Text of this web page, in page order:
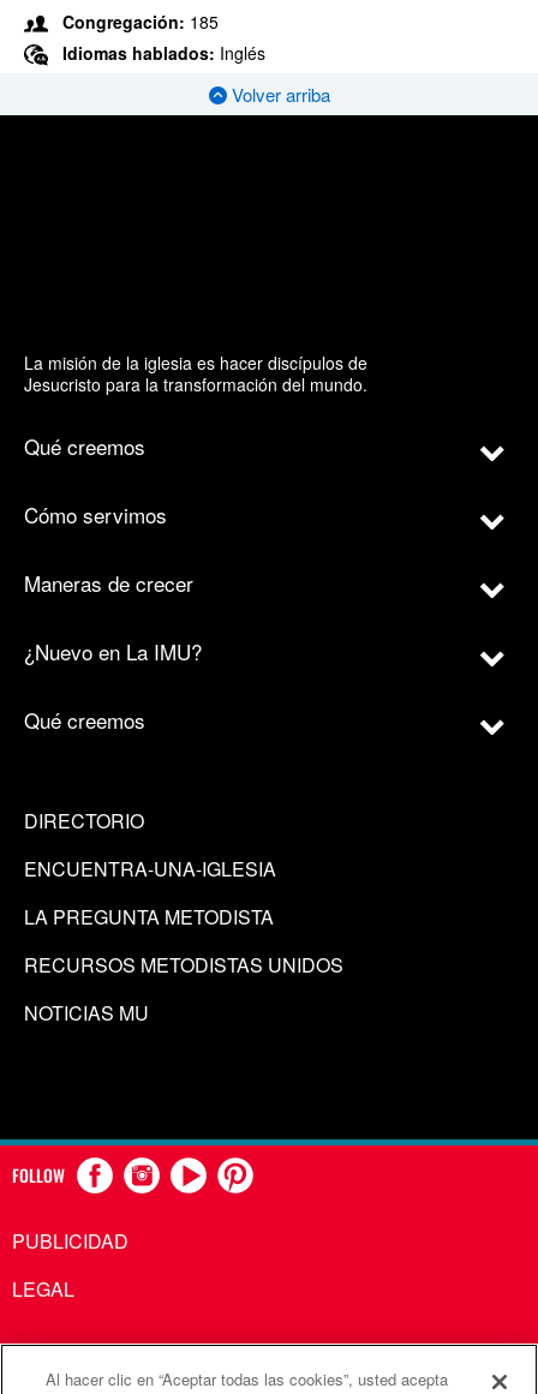
Congregación: 185
Idiomas hablados: Inglés
Volver arriba
La misión de la iglesia es hacer discípulos de
Jesucristo para la transformación del mundo.
Qué creemos
Cómo servimos
Maneras de crecer
¿Nuevo en La IMU?
Qué creemos
DIRECTORIO
ENCUENTRA-UNA-IGLESIA
LA PREGUNTA METODISTA
RECURSOS METODISTAS UNIDOS
NOTICIAS MU
FOLLOW
PUBLICIDAD
LEGAL
Al hacer clic en “Aceptar todas las cookies”, usted acepta